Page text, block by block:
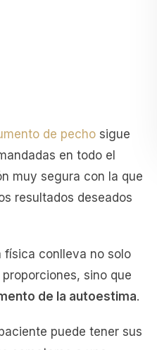
de pecho sigue
en todo el
muy segura con la que
resultados deseados
física conlleva no solo
sino que
de la autoestima.
puede tener sus